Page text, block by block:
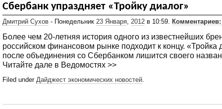
Сбербанк упраздняет «Тройку диалог»
Дмитрий Сухов - Понедельник 23 Января 2012 в 10:59. Комментариев:
Более чем 20-летняя история одного из известнейших
российском финансовом рынке подходит к концу. «Тройка
после объединения со Сбербанком лишится своего
Читайте дале в Ведомостях >>
Filed under Дайджест экономических новостей